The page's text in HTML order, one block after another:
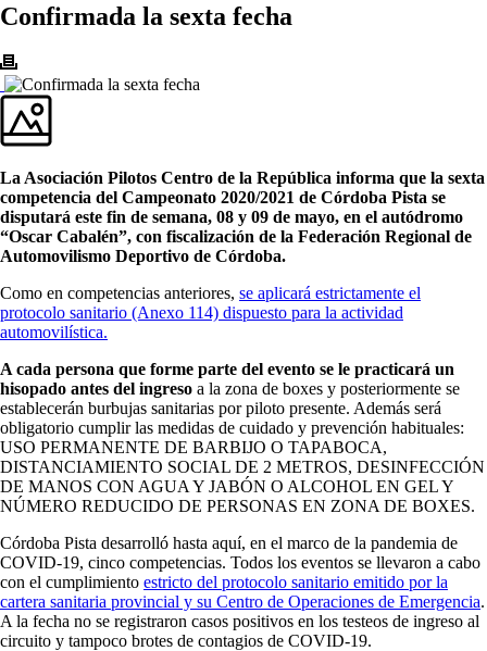
Confirmada la sexta fecha
La Asociación Pilotos Centro de la República informa que la sexta
competencia del Campeonato 2020/2021 de Córdoba Pista se
disputará este fin de semana, 08 y 09 de mayo, en el autódromo
“Oscar Cabalén”, con fiscalización de la Federación Regional de
Automovilismo Deportivo de Córdoba.
Como en competencias anteriores, se aplicará estrictamente el
protocolo sanitario (Anexo 114) dispuesto para la actividad
automovilística.
A cada persona que forme parte del evento se le practicará un
hisopado antes del ingreso a la zona de boxes y posteriormente se
establecerán burbujas sanitarias por piloto presente. Además será
obligatorio cumplir las medidas de cuidado y prevención habituales:
USO PERMANENTE DE BARBIJO O TAPABOCA,
DISTANCIAMIENTO SOCIAL DE 2 METROS, DESINFECCIÓN
DE MANOS CON AGUA Y JABÓN O ALCOHOL EN GEL Y
NÚMERO REDUCIDO DE PERSONAS EN ZONA DE BOXES.
Córdoba Pista desarrolló hasta aquí, en el marco de la pandemia de
COVID-19, cinco competencias. Todos los eventos se llevaron a cabo
con el cumplimiento estricto del protocolo sanitario emitido por la
cartera sanitaria provincial y su Centro de Operaciones de Emergencia.
A la fecha no se registraron casos positivos en los testeos de ingreso al
circuito y tampoco brotes de contagios de COVID-19.